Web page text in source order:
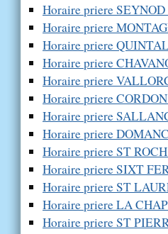
Horaire priere
Horaire priere
Horaire priere
Horaire priere
Horaire priere
Horaire priere
Horaire priere
Horaire priere
Horaire priere ST
Horaire priere SIXT
Horaire priere ST
Horaire priere LA
Horaire priere ST